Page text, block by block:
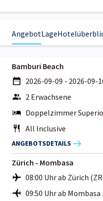
AngebotLage
Bamburi Beach
2026-09-09 - 2026-09-
2 Erwachsene
Doppelzimmer
All Inclusive
ANGEBOTSDETAILS
Zürich - Mombasa
08:00 Uhr ab Zürich
09:50 Uhr ab Mombasa